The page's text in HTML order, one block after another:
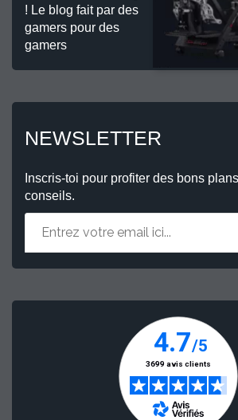
! Le blog fait par des
gamers pour des
gamers
NEWSLETTER
Inscris-toi pour profiter des bons
conseils.